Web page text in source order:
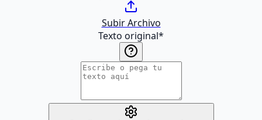
Subir Archivo
Texto original*